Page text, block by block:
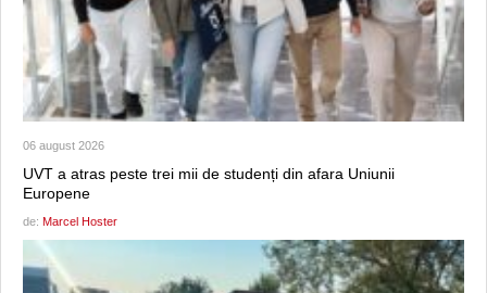
06 august 2026
UVT a atras peste trei mii de studenți din afara Uniunii
Europene
de: Marcel Hoster